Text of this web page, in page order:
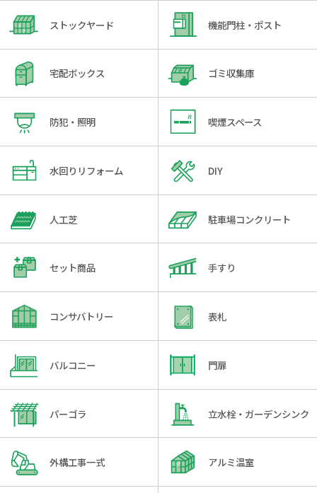
ストックヤード 機能門柱・ポスト
宅配ボックス ゴミ収集庫
防犯・照明 喫煙スペース
水回りリフォーム DIY
人工芝 駐車場コンクリート
セット商品 手すり
コンサバトリー 表札
バルコニー 門扉
パーゴラ 立水栓・ガーデンシンク
外構工事一式 アルミ温室